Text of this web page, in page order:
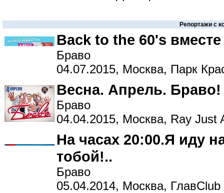
Репортажи с
Back to the 60's
Браво
04.07.2015, Москва, Парк
Весна. Апрель. Браво!
Браво
04.04.2015, Москва, Ray Just
На часах 20:00.Я иду
тобой!..
Браво
05.04.2014, Москва,